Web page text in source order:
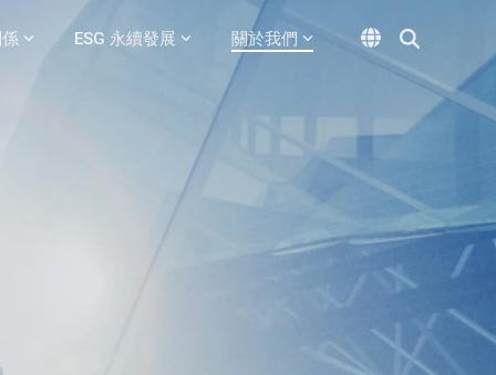
ESG 永續發展 關於我們